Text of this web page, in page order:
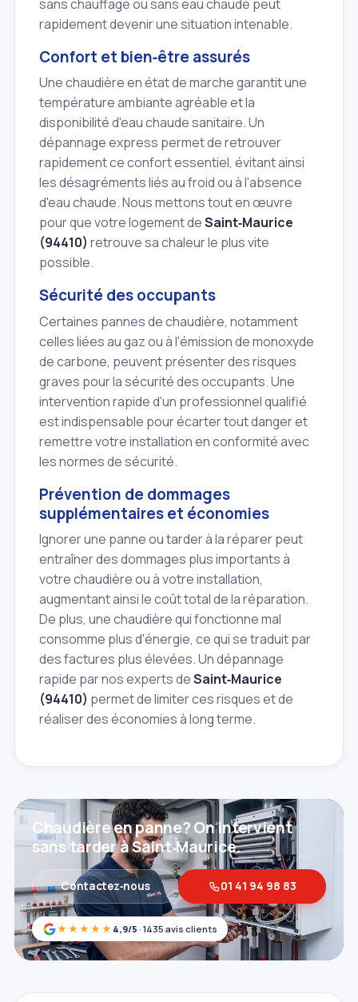
sans chauffage ou sans eau chaude peut
rapidement devenir une situation intenable.
Confort et bien‑être assurés
Une chaudière en état de marche garantit une
température ambiante agréable et la
disponibilité d'eau chaude sanitaire. Un
dépannage express permet de retrouver
rapidement ce confort essentiel, évitant ainsi
les désagréments liés au froid ou à l'absence
d'eau chaude. Nous mettons tout en œuvre
pour que votre logement deSaint‑Maurice
(94410) retrouve sa chaleur le plus vite
possible.
Sécurité des occupants
Certaines pannes de chaudière, notamment
celles liées au gaz ou à l'émission de monoxyde
de carbone, peuvent présenter des risques
graves pour la sécurité des occupants. Une
intervention rapide d'un professionnel qualifié
est indispensable pour écarter tout danger et
remettre votre installation en conformité avec
les normes de sécurité.
Prévention de dommages
supplémentaires et économies
Ignorer une panne ou tarder à la réparer peut
entraîner des dommages plus importants à
votre chaudière ou à votre installation,
augmentant ainsi le coût total de la réparation.
De plus, une chaudière qui fonctionne mal
consomme plus d'énergie, ce qui se traduit par
des factures plus élevées. Un dépannage
rapide par nos experts deSaint‑Maurice
(94410) permet de limiter ces risques et de
réaliser des économies à long terme.
★★★★★ 4,9/5 · 1435 avis clients
Chaudière en panne? On intervient
sans tarder à Saint‑Maurice.
Contactez‑nous 01 41 94 98 83